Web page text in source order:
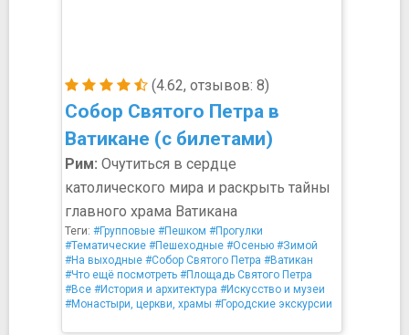
(4.62, отзывов: 8)
Собор Святого Петра в
Ватикане (с билетами)
Рим: Очутиться в сердце
католического мира и раскрыть тайны
главного храма Ватикана
Теги: #Групповые #Пешком #Прогулки
#Тематические #Пешеходные #Осенью #Зимой
#На выходные #Собор Святого Петра #Ватикан
#Что ещё посмотреть #Площадь Святого Петра
#Все #История и архитектура #Искусство и музеи
#Монастыри, церкви, храмы #Городские экскурсии